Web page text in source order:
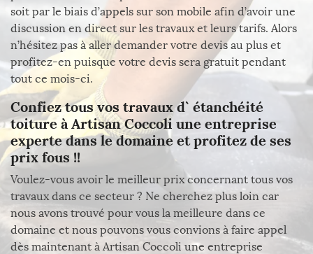
soit par le biais d’appels sur son mobile afin d’avoir une
discussion en direct sur les travaux et leurs tarifs. Alors
n’hésitez pas à aller demander votre devis au plus et
profitez-en puisque votre devis sera gratuit pendant
tout ce mois-ci.
Confiez tous vos travaux d` étanchéité
toiture à Artisan Coccoli une entreprise
experte dans le domaine et profitez de ses
prix fous !!
Voulez-vous avoir le meilleur prix concernant tous vos
travaux dans ce secteur ? Ne cherchez plus loin car
nous avons trouvé pour vous la meilleure dans ce
domaine et nous pouvons vous convions à faire appel
dès maintenant à Artisan Coccoli une entreprise